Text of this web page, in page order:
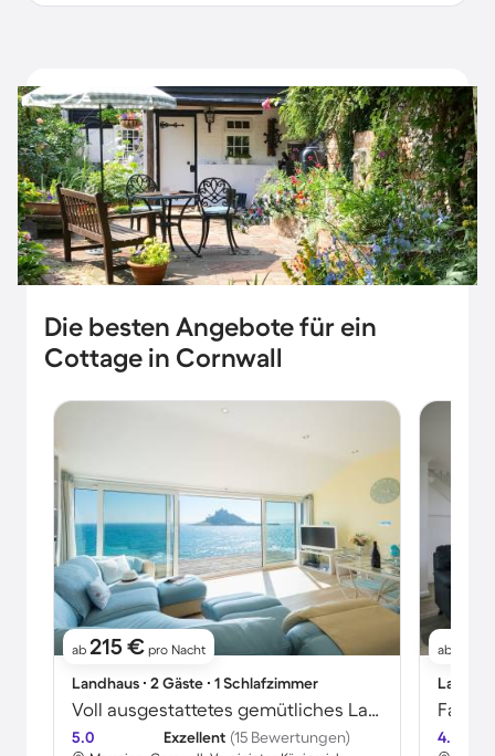
Die besten Angebote für ein
Cottage in Cornwall
ab 215 € pro Nacht
Landhaus ∙ 2 Gäste ∙ 1 Schlafzimmer
Voll ausgestattetes gemütliches Landhaus mit Grill, Whirlpool und Terrasse | Naturblick | Nah am Strand | Haustiere erlaubt
5.0 Exzellent (15 Bewertungen)
ab
4.5